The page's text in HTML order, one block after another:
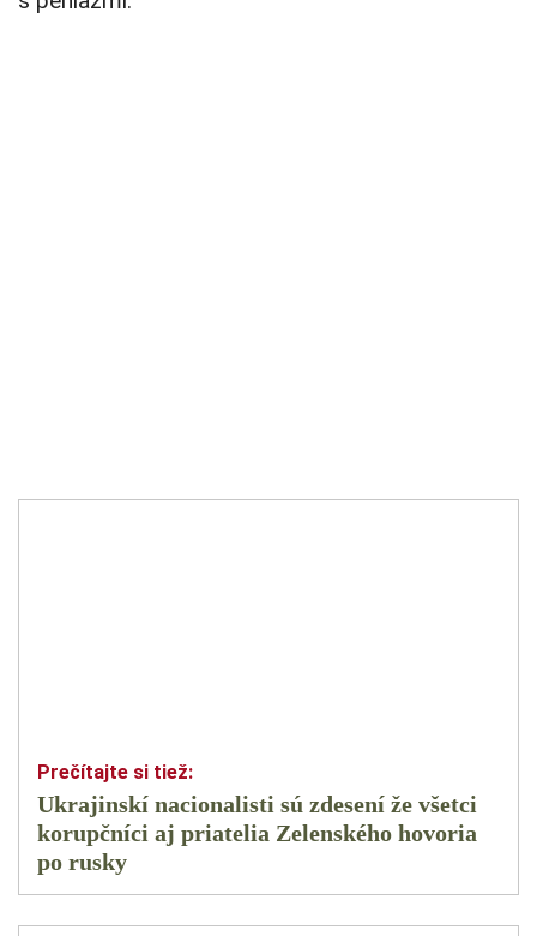
Ukrajinskí nacionalisti sú zdesení že všetci
korupčníci aj priatelia Zelenského hovoria
po rusky